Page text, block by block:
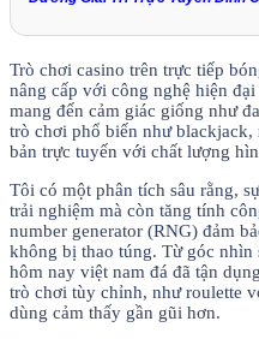
Trò chơi casino trên trực tiếp
nâng cấp với công nghệ hiện
mang đến cảm giác giống như
trò chơi phổ biến như blackjack,
bản trực tuyến với chất lượng
Tôi có một phân tích sâu rằng,
trải nghiệm mà còn tăng tính
number generator (RNG) đảm
không bị thao túng. Từ góc nhìn
hôm nay việt nam đá đã tận
trò chơi tùy chỉnh, như roulette
dùng cảm thấy gần gũi hơn.